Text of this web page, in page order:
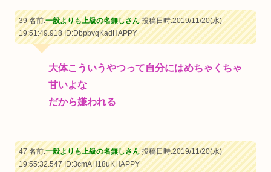
39 名前:一般よりも上級の名無しさん投稿日時:2019/11/20(水)
19:51:49.918ID:DbpbvqKadHAPPY
大体こういうやつって自分にはめちゃくちゃ
甘いよな
だから嫌われる
47 名前:一般よりも上級の名無しさん投稿日時:2019/11/20(水)
19:55:32.547ID:3cmAH18uKHAPPY